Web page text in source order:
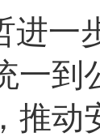
进一
一到
推动